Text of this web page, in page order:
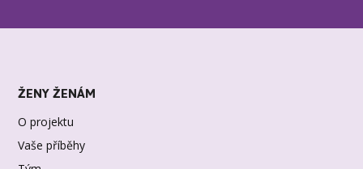
ŽENY ŽENÁM
O projektu
Vaše příběhy